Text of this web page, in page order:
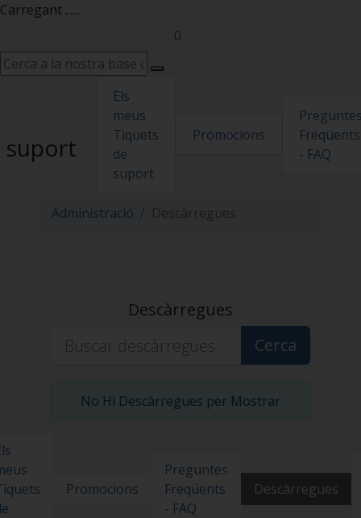
Carregant ......
0
suport
Els
meus
Tiquets
de
suport
Promocions
Freqüents
- FAQ
Administració Descàrregues
Descàrregues
Cerca
No Hi Descàrregues per Mostrar
Promocions
Preguntes
Freqüents
- FAQ
Descàrregues